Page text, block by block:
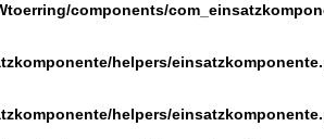
components/
helpers/
helpers/